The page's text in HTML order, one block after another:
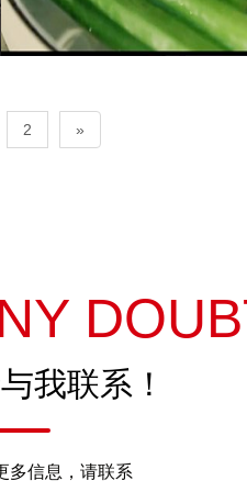
2 »
我联系！
多信息，请联系